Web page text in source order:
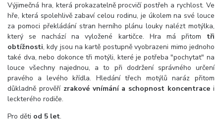
Výjimečná hra, která prokazatelně procvičí postřeh a rychlost. Ve
hře, která spolehlivě zabaví celou rodinu, je úkolem na své louce
za pomoci překládání stran herního plánu louky nalézt motýlka,
který se nachází na vyložené kartičce. Hra má přitom tři
obtížnosti, kdy jsou na kartě postupně vyobrazeni mimo jednoho
také dva, nebo dokonce tři motýli, které je potřeba "pochytat" na
louce všechny najednou, a to při dodržení správného určení
pravého a levého křídla. Hledání třech motýlů naráz přitom
důkladně prověří zrakové vnímání a schopnost koncentrace i
leckterého rodiče.
Pro děti od 5 let.